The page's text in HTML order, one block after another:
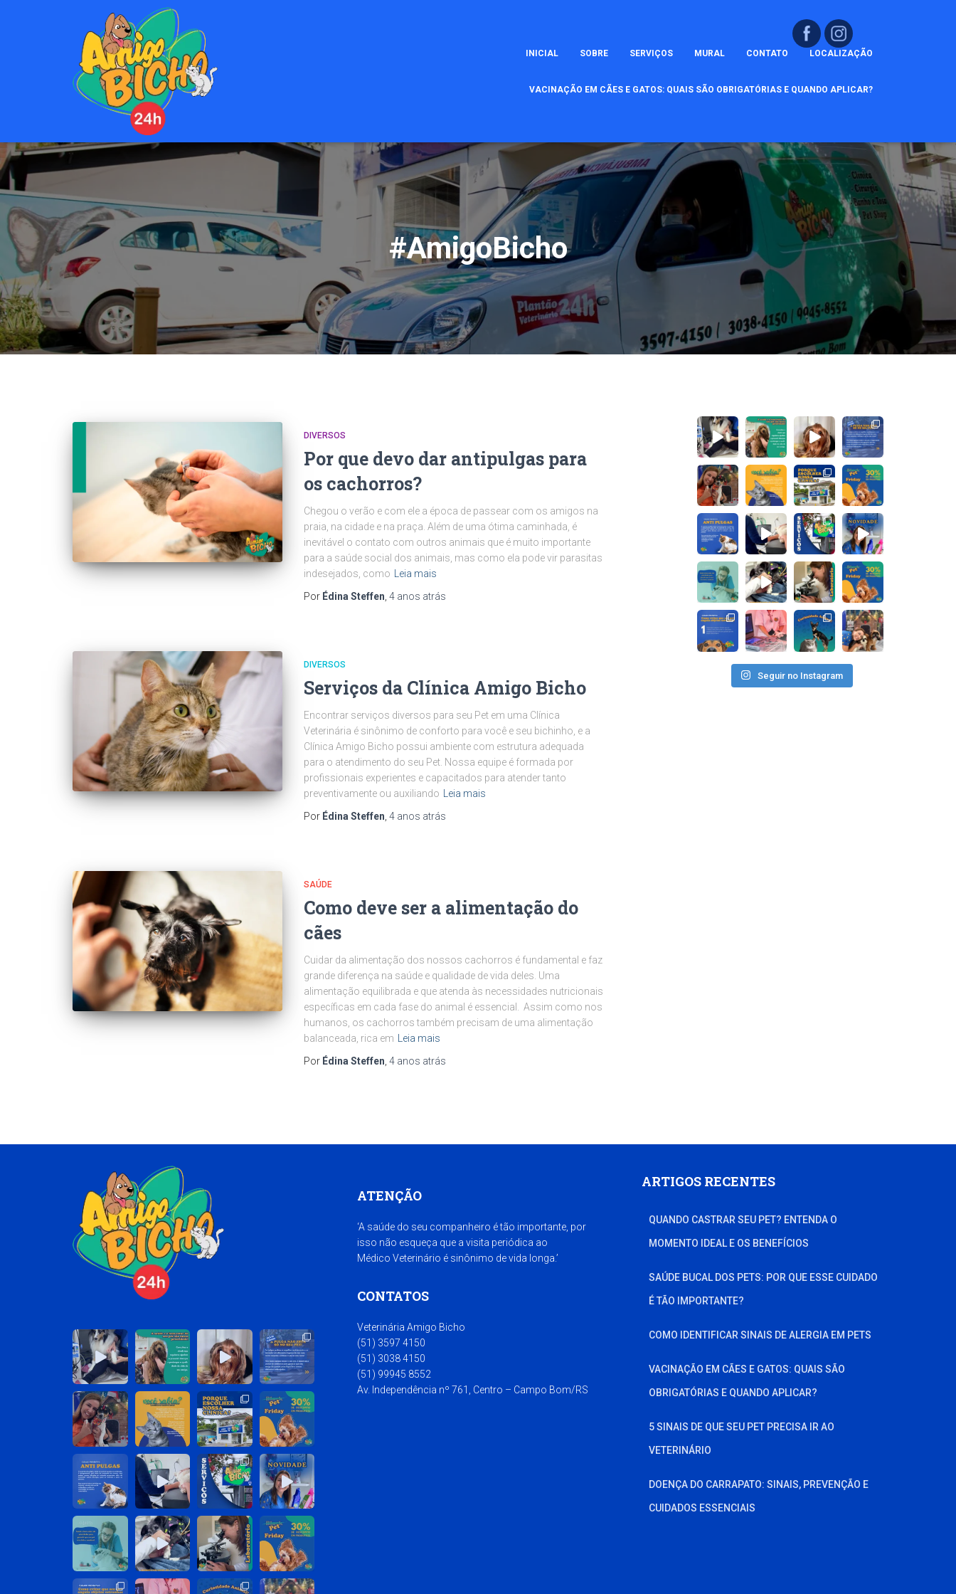
INICIAL SOBRE SERVIÇOS MURAL CONTATO LOCALIZAÇÃO
VACINAÇÃO EM CÃES E GATOS: QUAIS SÃO OBRIGATÓRIAS E QUANDO APLICAR?
#AmigoBicho
DIVERSOS
Por que devo dar antipulgas para
os cachorros?
Chegou o verão e com ele a época de passear com os amigos na
praia, na cidade e na praça. Além de uma ótima caminhada, é
inevitável o contato com outros animais que é muito importante
para a saúde social dos animais, mas como ela pode vir parasitas
indesejados, como
Leia mais
Por Édina Steffen 4 anos atrás
DIVERSOS
Serviços da Clínica Amigo Bicho
Encontrar serviços diversos para seu Pet em uma Clínica
Veterinária é sinônimo de conforto para você e seu bichinho, e a
Clínica Amigo Bicho possui ambiente com estrutura adequada
para o atendimento do seu Pet. Nossa equipe é formada por
profissionais experientes e capacitados para atender tanto
preventivamente ou auxiliando
Leia mais
Por Édina Steffen 4 anos atrás
SAÚDE
Como deve ser a alimentação do
cães
Cuidar da alimentação dos nossos cachorros é fundamental e faz
grande diferença na saúde e qualidade de vida deles. Uma
alimentação equilibrada e que atenda às necessidades nutricionais
específicas em cada fase do animal é essencial. Assim como nos
humanos, os cachorros também precisam de uma alimentação
balanceada, rica em
Leia mais
Por Édina Steffen 4 anos atrás
Seguir no Instagram
ATENÇÃO
‘A saúde do seu companheiro é tão importante, por
isso não esqueça que a visita periódica ao
Médico Veterinário é sinônimo de vida longa.’
CONTATOS
Veterinária Amigo Bicho
(51) 3597 4150
(51) 3038 4150
(51) 99945 8552
Av. Independência nº 761, Centro – Campo Bom/RS
ARTIGOS RECENTES
QUANDO CASTRAR SEU PET? ENTENDA O
MOMENTO IDEAL E OS BENEFÍCIOS
SAÚDE BUCAL DOS PETS: POR QUE ESSE CUIDADO
É TÃO IMPORTANTE?
COMO IDENTIFICAR SINAIS DE ALERGIA EM PETS
VACINAÇÃO EM CÃES E GATOS: QUAIS SÃO
OBRIGATÓRIAS E QUANDO APLICAR?
5 SINAIS DE QUE SEU PET PRECISA IR AO
VETERINÁRIO
DOENÇA DO CARRAPATO: SINAIS, PREVENÇÃO E
CUIDADOS ESSENCIAIS